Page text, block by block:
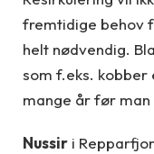
fremtidige behov
helt nødvendig.
som f.eks.
mange år før
Nussir i